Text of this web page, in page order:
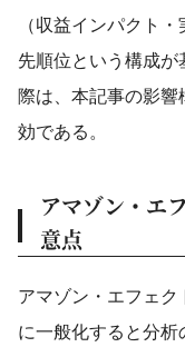
（収益インパクト
先順位という構成
際は、本記事の影
効である。
アマゾン・エ
意点
アマゾン・エフェ
に一般化すると分